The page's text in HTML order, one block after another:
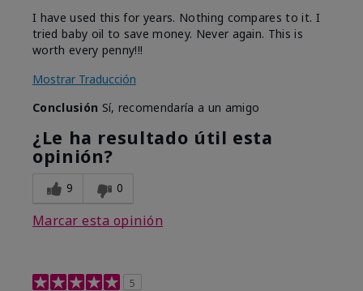
I have used this for years. Nothing compares to it. I
tried baby oil to save money. Never again. This is
worth every penny!!!
Mostrar Traducción
Conclusión Sí, recomendaría a un amigo
¿Le ha resultado útil esta
opinión?
9 0
Marcar esta opinión
5